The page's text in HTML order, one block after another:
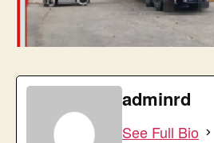
adminrd
See Full Bio